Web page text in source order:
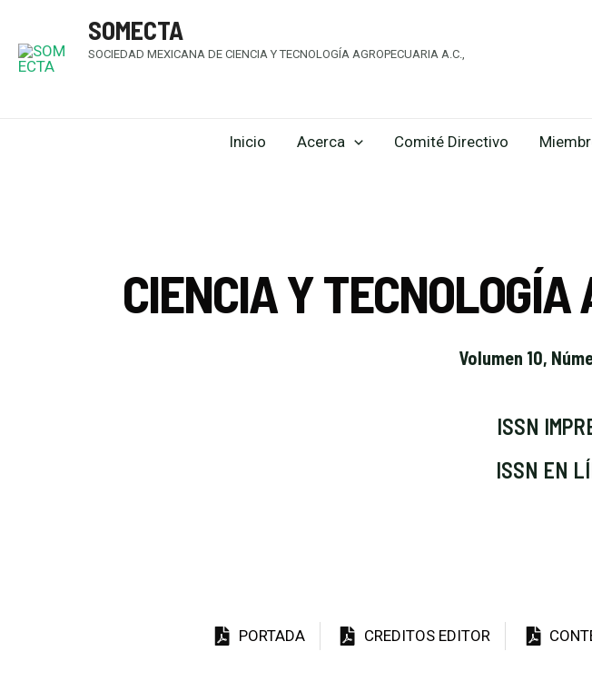
SOMECTA
SOCIEDAD MEXICANA DE CIENCIA Y TECNOLOGÍA AGROPECUARIA A.C.,
Inicio Acerca Comité Directivo
CIENCIA Y TECNOLOGÍA
Volumen 10,
ISSN
ISSN EN
PORTADA CREDITOS EDITOR